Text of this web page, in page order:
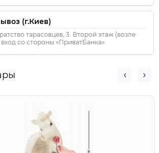
(г.Киев)
тарасовцев, 3. Второй этаж (возле
со стороны «ПриватБанка»